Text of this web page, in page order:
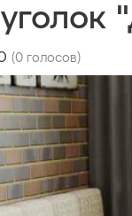
(0 голосов)